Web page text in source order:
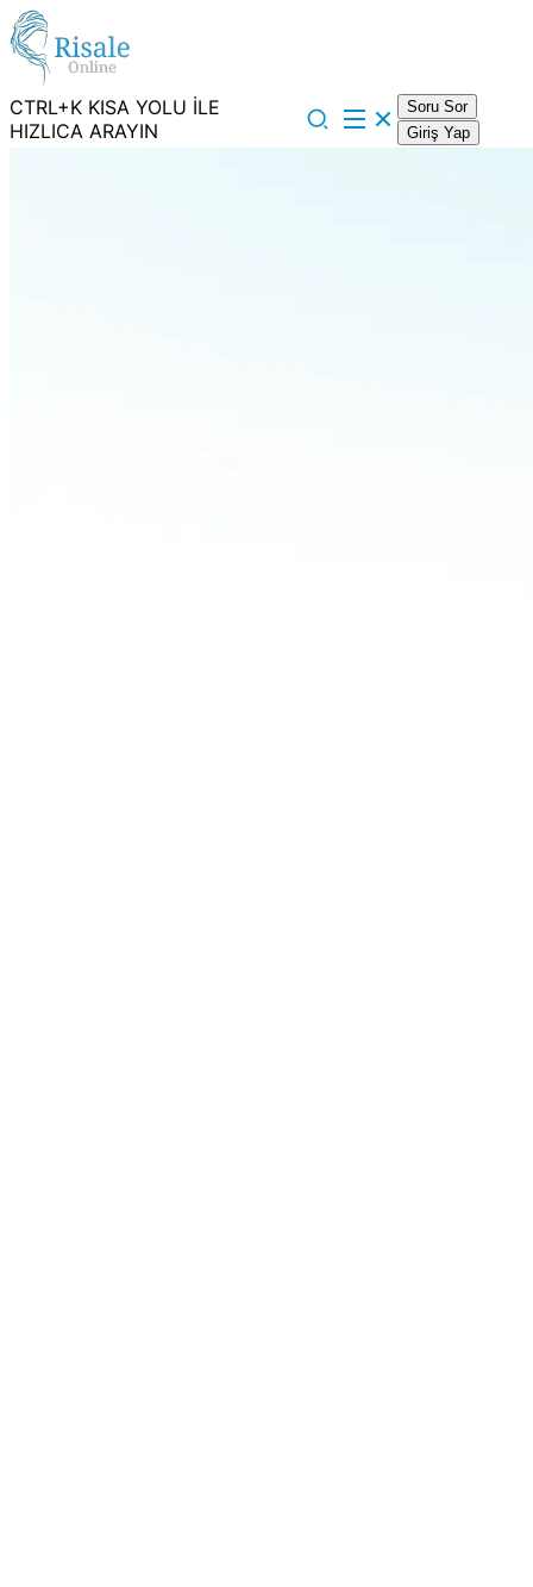
CTRL+K KISA YOLU İLE
HIZLICA ARAYIN
Soru Sor
Giriş Yap